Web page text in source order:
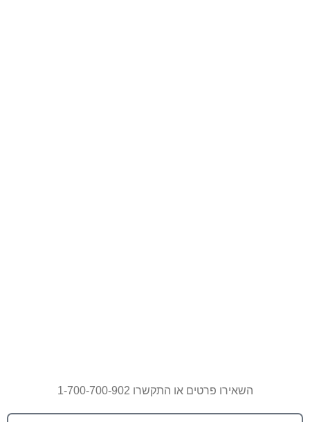
השאירו פרטים או התקשרו 1-700-700-902